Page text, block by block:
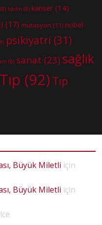
(8) kadın (8) kanser (14)
(17) mutasyon (11) nobel
psikiyatri (31)
(8) sanat (23) sağlık
Tıp (92) Tıp
Büyük Miletli için
Büyük Miletli için